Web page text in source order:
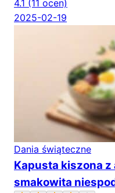
4.1 (11 ocen)
2025-02-19
Dania świąteczne
Kapusta kiszona
smakowita